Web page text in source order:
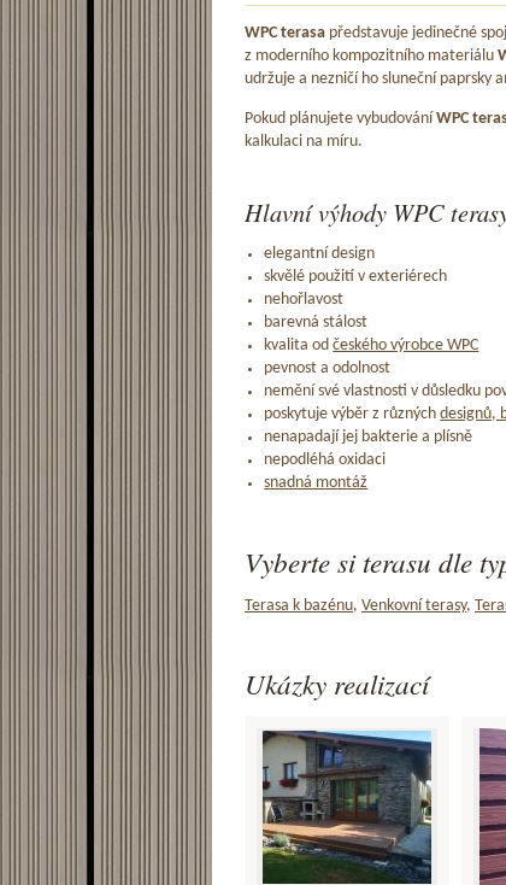
WPC terasa představuje jedinečné
z moderního kompozitního materiálu
udržuje a nezničí ho sluneční paprsky
Pokud plánujete vybudování WPC
kalkulaci na míru.
Hlavní výhody WPC
elegantní design
skvělé použití v exteriérech
nehořlavost
barevná stálost
kvalita odčeského výrobce WPC
pevnost a odolnost
nemění své vlastnosti v důsledku
poskytuje výběr z různýchdesignů,
nenapadají jej bakterie a plísně
nepodléhá oxidaci
snadná montáž
Vyberte si terasu dle
Terasa k bazénu, Venkovní terasy,
Ukázky realizací